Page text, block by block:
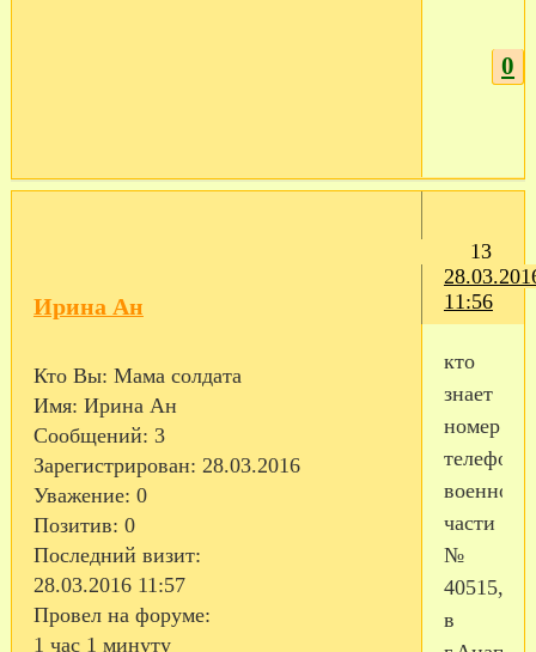
0
13
11:56
Ирина Ан
Кто Вы: Мама солдата
Имя: Ирина Ан
Сообщений: 3
Зарегистрирован: 28.03.2016
Уважение: 0
Позитив: 0
Последний визит:
28.03.2016 11:57
Провел на форуме:
1 час 1 минуту
кто
знает
номер
телефона
военной
части
№
40515,
в